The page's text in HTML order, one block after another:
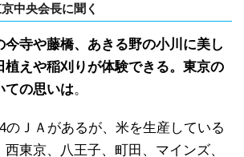
中央会長に聞く
今寺や藤橋、あきる野の小川に美し
植えや稲刈りが体験できる。東京の
ての思いは。
ＪＡがあるが、米を生産している
東京、八王子、町田、マインズ、